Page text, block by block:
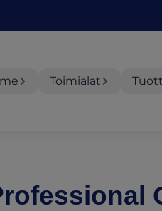
Toimialat